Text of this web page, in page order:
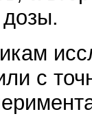
дозы.
с